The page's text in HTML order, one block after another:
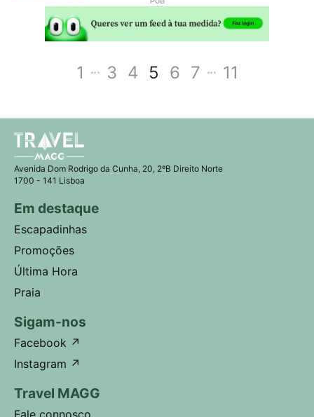
1 3 4 5 6 7 11
Avenida Dom Rodrigo da Cunha, 20, 2ºB Direito Norte
1700 - 141 Lisboa
Em destaque
Escapadinhas
Promoções
Última Hora
Praia
Sigam-nos
Facebook ↗
Instagram ↗
Travel MAGG
Fale connosco